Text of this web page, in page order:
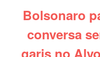
Bolsonaro
conversa